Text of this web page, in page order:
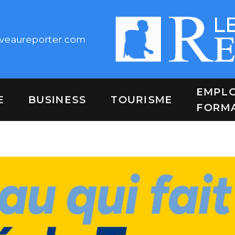
BUSINESS TOURISME